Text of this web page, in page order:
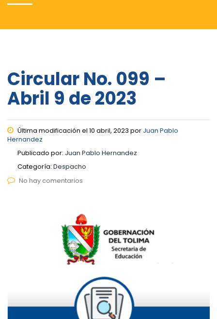
Circular No. 099 –
Abril 9 de 2023
Última modificación el 10 abril, 2023 por Juan Pablo
Hernandez
Publicado por: Juan Pablo Hernandez
Categoría: Despacho
No hay comentarios